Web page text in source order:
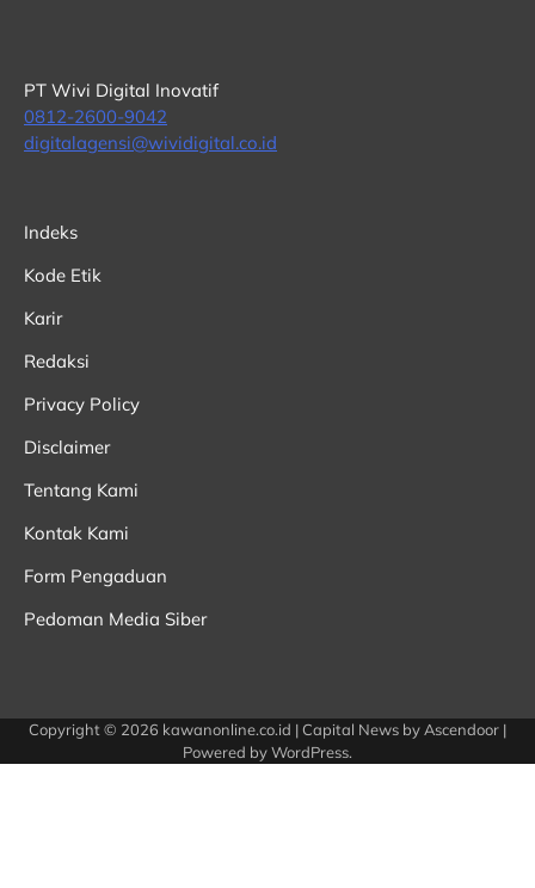
PT Wivi Digital Inovatif
0812-2600-9042
digitalagensi@wividigital.co.id
Indeks
Kode Etik
Karir
Redaksi
Privacy Policy
Disclaimer
Tentang Kami
Kontak Kami
Form Pengaduan
Pedoman Media Siber
Copyright © 2026 kawanonline.co.id | Capital News by Ascendoor |
Powered byWordPress.